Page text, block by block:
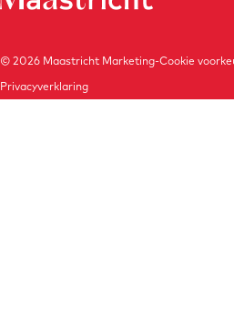
© 2026 Maastricht Marketing-Cookie
Privacyverklaring